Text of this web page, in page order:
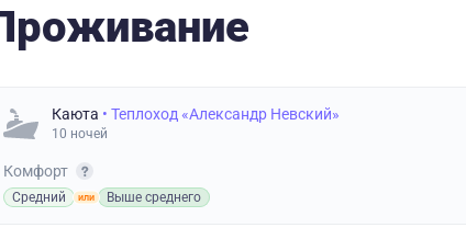
Каюта • Теплоход «Александр Невский»
10 ночей
Комфорт
Средний Выше среднего